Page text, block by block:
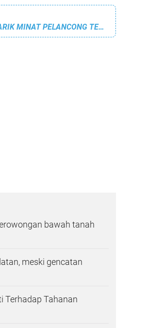
KEINDAHAN PULAU REDANG TERUS MENARIK MINAT PELANCONG TEMPATAN DAN LUAR NEGARA
bawah tanah
meski gencatan
Terhadap Tahanan